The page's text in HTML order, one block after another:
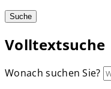
Suche
Volltextsuche
Wonach suchen Sie?